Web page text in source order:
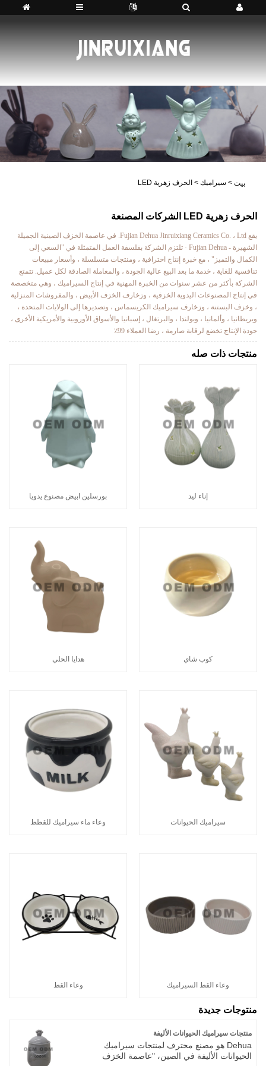
بيت > سيراميك > الحرف زهرية LED
الحرف زهرية LED الشركات المصنعة
يقع Fujian Dehua Jinruixiang Ceramics Co. ، Ltd. في عاصمة الخزف الصينية الجميلة
الشهيرة - Fujian Dehua · تلتزم الشركة بفلسفة العمل المتمثلة في "السعي إلى
الكمال والتميز" ، مع خبرة إنتاج احترافية ، ومنتجات متسلسلة ، وأسعار مبيعات
تنافسية للغاية ، خدمة ما بعد البيع عالية الجودة ، والمعاملة الصادقة لكل عميل. تتمتع
الشركة بأكثر من عشر سنوات من الخبرة المهنية في إنتاج السيراميك ، وهي متخصصة
في إنتاج المصنوعات اليدوية الخزفية ، وزخارف الخزف الأبيض ، والمفروشات المنزلية
، وخزف البستنة ، وزخارف سيراميك الكريسماس ، وتصديرها إلى الولايات المتحدة ،
وبريطانيا ، وألمانيا ، وبولندا ، والبرتغال ، إسبانيا والأسواق الأوروبية والأمريكية الأخرى ،
جودة الإنتاج تخضع لرقابة صارمة ، رضا العملاء 99٪
منتجات ذات صله
إناء ليد بورسلين ابيض مصنوع يدويا
كوب شاي هدايا الحلي
سيراميك الحيوانات وعاء ماء سيراميك للقطط
وعاء القط السيراميك وعاء القط
منتوجات جديدة
منتجات سيراميك الحيوانات الأليفة
Dehua هو مصنع محترف لمنتجات سيراميك
الحيوانات الأليفة في الصين، "عاصمة الخزف